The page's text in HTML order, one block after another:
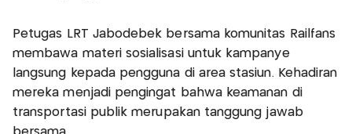
Petugas LRT Jabodebek bersama komunitas Railfans
membawa materi sosialisasi untuk kampanye
langsung kepada pengguna di area stasiun. Kehadiran
mereka menjadi pengingat bahwa keamanan di
transportasi publik merupakan tanggung jawab